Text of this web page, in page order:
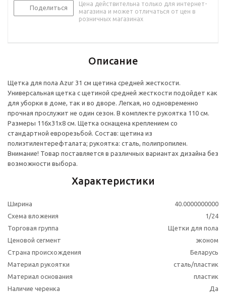
Поделиться
Цена действительна только для интернет-
магазина и может отличаться от цен в
розничных магазинах
Описание
Щетка для пола Azur 31 см щетина средней жесткости.
Универсальная щетка с щетиной средней жесткости подойдет как
для уборки в доме, так и во дворе. Легкая, но одновременно
прочная прослужит не один сезон. В комплекте рукоятка 110 см.
Размеры 116х31х8 см. Щетка оснащена креплением со
стандартной еврорезьбой. Состав: щетина из
полиэтилентерефталата; рукоятка: сталь, полипропилен.
Внимание! Товар поставляется в различных вариантах дизайна без
возможности выбора.
Характеристики
Ширина
40.0000000000
Схема вложения
1/24
Торговая группа
Щетки для пола
Ценовой сегмент
эконом
Страна происхождения
Беларусь
Материал рукоятки
сталь/пластик
Материал основания
пластик
Наличие черенка
Да